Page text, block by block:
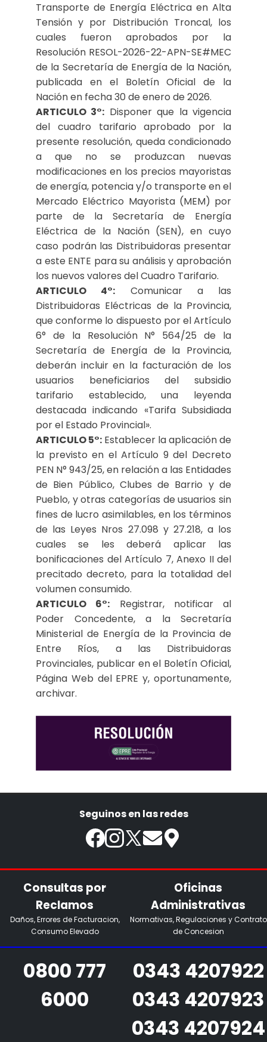
Transporte de Energía Eléctrica en Alta
Tensión y por Distribución Troncal, los
cuales fueron aprobados por la
Resolución RESOL-2026-22-APN-SE#MEC
de la Secretaría de Energía de la Nación,
publicada en el Boletín Oficial de la
Nación en fecha 30 de enero de 2026.
ARTICULO 3°: Disponer que la vigencia
del cuadro tarifario aprobado por la
presente resolución, queda condicionado
a que no se produzcan nuevas
modificaciones en los precios mayoristas
de energía, potencia y/o transporte en el
Mercado Eléctrico Mayorista (MEM) por
parte de la Secretaría de Energía
Eléctrica de la Nación (SEN), en cuyo
caso podrán las Distribuidoras presentar
a este ENTE para su análisis y aprobación
los nuevos valores del Cuadro Tarifario.
ARTICULO 4°: Comunicar a las
Distribuidoras Eléctricas de la Provincia,
que conforme lo dispuesto por el Artículo
6° de la Resolución N° 564/25 de la
Secretaría de Energía de la Provincia,
deberán incluir en la facturación de los
usuarios beneficiarios del subsidio
tarifario establecido, una leyenda
destacada indicando «Tarifa Subsidiada
por el Estado Provincial».
ARTICULO 5°: Establecer la aplicación de
la previsto en el Artículo 9 del Decreto
PEN N° 943/25, en relación a las Entidades
de Bien Público, Clubes de Barrio y de
Pueblo, y otras categorías de usuarios sin
fines de lucro asimilables, en los términos
de las Leyes Nros 27.098 y 27.218, a los
cuales se les deberá aplicar las
bonificaciones del Artículo 7, Anexo II del
precitado decreto, para la totalidad del
volumen consumido.
ARTICULO 6°: Registrar, notificar al
Poder Concedente, a la Secretaría
Ministerial de Energía de la Provincia de
Entre Ríos, a las Distribuidoras
Provinciales, publicar en el Boletín Oficial,
Página Web del EPRE y, oportunamente,
archivar.
Seguinos en las redes
Consultas por
Reclamos
Daños, Errores de Facturacion,
Consumo Elevado
0800 777
6000
Oficinas
Administrativas
Normativas, Regulaciones y Contrato
de Concesion
0343 4207922
0343 4207923
0343 4207924